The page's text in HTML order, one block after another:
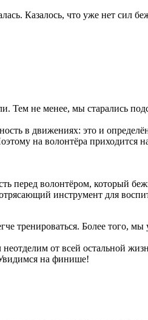
Казалось, что уже нет сил
Тем не менее, мы старались
в движениях: это и
на волонтёра приходится
перед волонтёром, который
инструмент для
тренироваться. Более того,
от всей остальной
на финише!